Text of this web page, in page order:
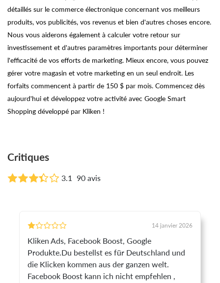
détaillés sur le commerce électronique concernant vos meilleurs
produits, vos publicités, vos revenus et bien d'autres choses encore.
Nous vous aiderons également à calculer votre retour sur
investissement et d'autres paramètres importants pour déterminer
l'efficacité de vos efforts de marketing. Mieux encore, vous pouvez
gérer votre magasin et votre marketing en un seul endroit. Les
forfaits commencent à partir de 150 $ par mois. Commencez dès
aujourd'hui et développez votre activité avec Google Smart
Shopping développé par Kliken !
Critiques
3.1 90 avis
14 janvier 2026
Kliken Ads, Facebook Boost, Google
Produkte.Du bestellst es für Deutschland und
die Klicken kommen aus der ganzen welt.
Facebook Boost kann ich nicht empfehlen ,